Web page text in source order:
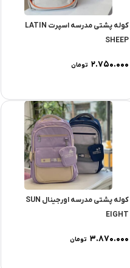
کوله پشتی مدرسه اسپرت LATIN
SHEEP
۲.۷۵۰.۰۰۰ تومان
کوله پشتی مدرسه اورجینال SUN
EIGHT
۳.۸۷۰.۰۰۰ تومان